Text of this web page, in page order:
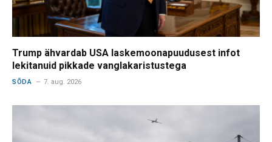
Trump ähvardab USA laskemoonapuudusest infot
lekitanuid pikkade vanglakaristustega
SÕDA 7. aug. 2026